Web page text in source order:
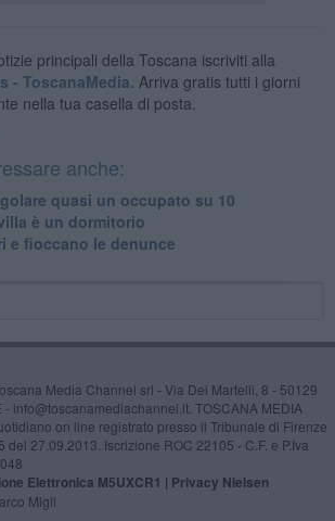
principali della Toscana iscriviti alla
- ToscanaMedia. Arriva gratis tutti i giorni
nella tua casella di posta.
anche:
quasi un occupato su 10
è un dormitorio
e fioccano le denunce
Media Channel srl - Via Dei Martelli, 8 - 50129
- info@toscanamediachannel.it. TOSCANA MEDIA
on line registrato presso il Tribunale di Firenze
del 27.09.2013. Iscrizione ROC 22105 - C.F. e P.Iva
Elettronica M5UXCR1 | Privacy Nielsen
Migli